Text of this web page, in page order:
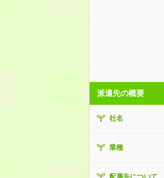
派遣先の概要
社名
業種
配属先について